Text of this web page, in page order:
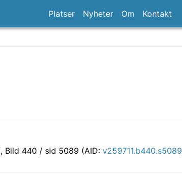
Platser Nyheter Om Kontakt
, Bild 440 / sid 5089 (AID: v259711.b440.s5089